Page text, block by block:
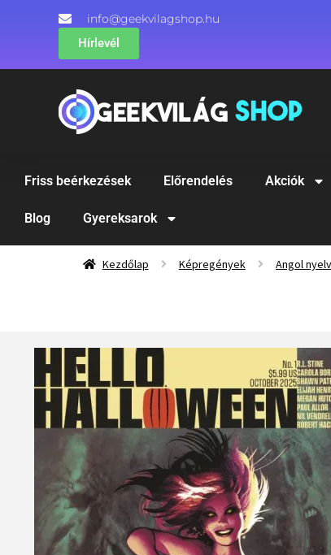
info@geekvilagshop.hu
Hírlevél
Friss beérkezések Előrendelés Akciók
Blog Gyereksarok
Kezdőlap Képregények Angol